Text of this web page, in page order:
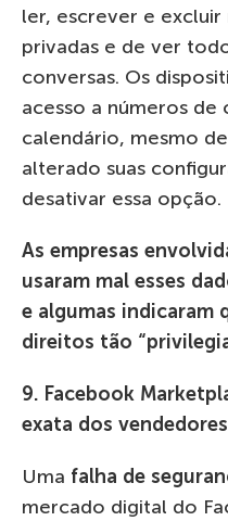
ler, escrever e excluir
privadas e de ver
conversas. Os
acesso a números
calendário, mesmo
alterado suas
desativar essa opção.
As empresas
usaram mal esses
e algumas indicaram
direitos tão
9. Facebook
exata dos vendedores
Uma falha de
mercado digital do